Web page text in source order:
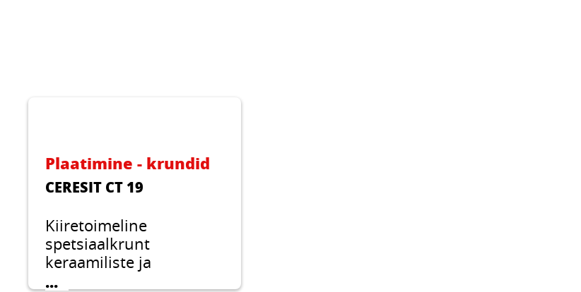
Plaatimine - krundid
CERESIT CT 19
Kiiretoimeline
spetsiaalkrunt
keraamiliste ja
looduskiviplaatide,
...